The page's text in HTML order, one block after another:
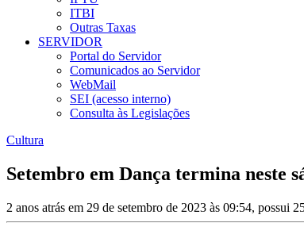
ITBI
Outras Taxas
SERVIDOR
Portal do Servidor
Comunicados ao Servidor
WebMail
SEI (acesso interno)
Consulta às Legislações
Cultura
Setembro em Dança termina neste
2 anos atrás em 29 de setembro de 2023 às 09:54, possui